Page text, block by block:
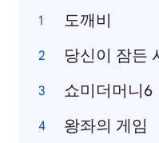
도깨비
당신이 잠든
쇼미더머니6
왕좌의 게임